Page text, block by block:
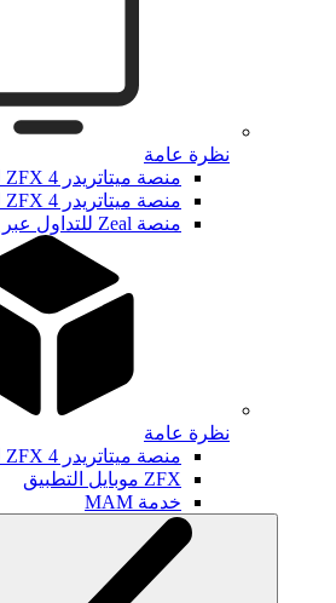
نظرة عامة
منصة ميتاتريدر ZFX 4 للكمبيوتر
منصة ميتاتريدر ZFX 4 لنظام تشغيل Mac
منصة Zeal للتداول عبر الانترنت
نظرة عامة
منصة ميتاتريدر ZFX 4 للجوال
ZFX موبايل التطبيق
خدمة MAM